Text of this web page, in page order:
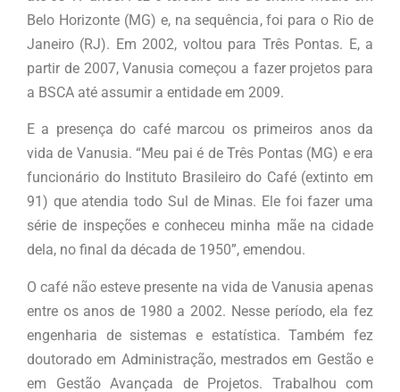
Belo Horizonte (MG) e, na sequência, foi para o Rio de
Janeiro (RJ). Em 2002, voltou para Três Pontas. E, a
partir de 2007, Vanusia começou a fazer projetos para
a BSCA até assumir a entidade em 2009.
E a presença do café marcou os primeiros anos da
vida de Vanusia. “Meu pai é de Três Pontas (MG) e era
funcionário do Instituto Brasileiro do Café (extinto em
91) que atendia todo Sul de Minas. Ele foi fazer uma
série de inspeções e conheceu minha mãe na cidade
dela, no final da década de 1950”, emendou.
O café não esteve presente na vida de Vanusia apenas
entre os anos de 1980 a 2002. Nesse período, ela fez
engenharia de sistemas e estatística. Também fez
doutorado em Administração, mestrados em Gestão e
em Gestão Avançada de Projetos. Trabalhou com